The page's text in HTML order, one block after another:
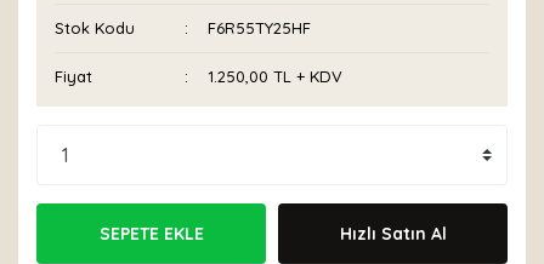
Stok Kodu F6R55TY25HF
Fiyat 1.250,00 TL + KDV
SEPETE EKLE Hızlı Satın Al